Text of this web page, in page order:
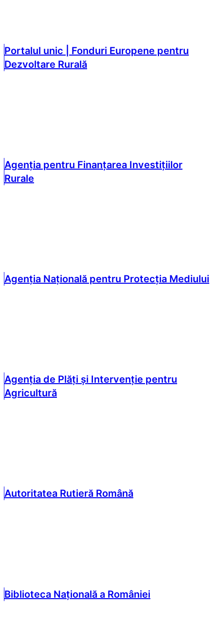
Portalul unic | Fonduri Europene pentru
Dezvoltare Rurală
Agenția pentru Finanțarea Investițiilor
Rurale
Agenția Națională pentru Protecția Mediului
Agenția de Plăți și Intervenție pentru
Agricultură
Autoritatea Rutieră Română
Biblioteca Națională a României